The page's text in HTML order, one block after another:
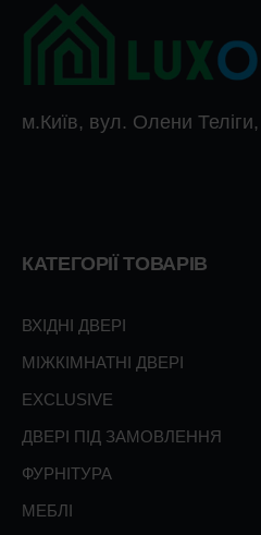
м.Київ, вул. Олени
КАТЕГОРІЇ ТОВАРІВ
ВХІДНІ ДВЕРІ
МІЖКІМНАТНІ ДВЕРІ
EXCLUSIVE
ДВЕРІ ПІД ЗАМОВЛЕННЯ
ФУРНІТУРА
МЕБЛІ